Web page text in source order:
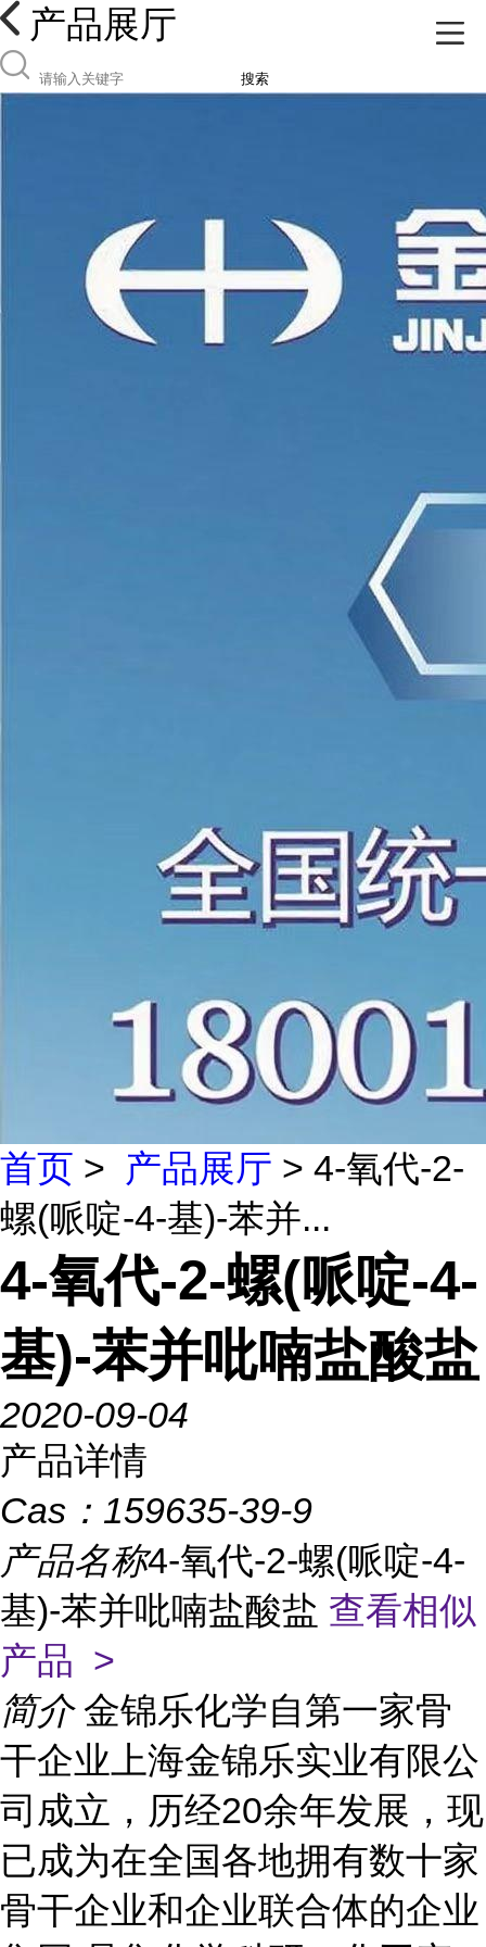
产品展厅
搜索
首页 > 产品展厅 > 4-氧代-2-
螺(哌啶-4-基)-苯并...
4-氧代-2-螺(哌啶-4-
基)-苯并吡喃盐酸盐
2020-09-04
产品详情
Cas： 159635-39-9
产品名称4-氧代-2-螺(哌啶-4-
基)-苯并吡喃盐酸盐 查看相似
产品 >
简介 金锦乐化学自第一家骨
干企业上海金锦乐实业有限公
司成立，历经20余年发展，现
已成为在全国各地拥有数十家
骨干企业和企业联合体的企业